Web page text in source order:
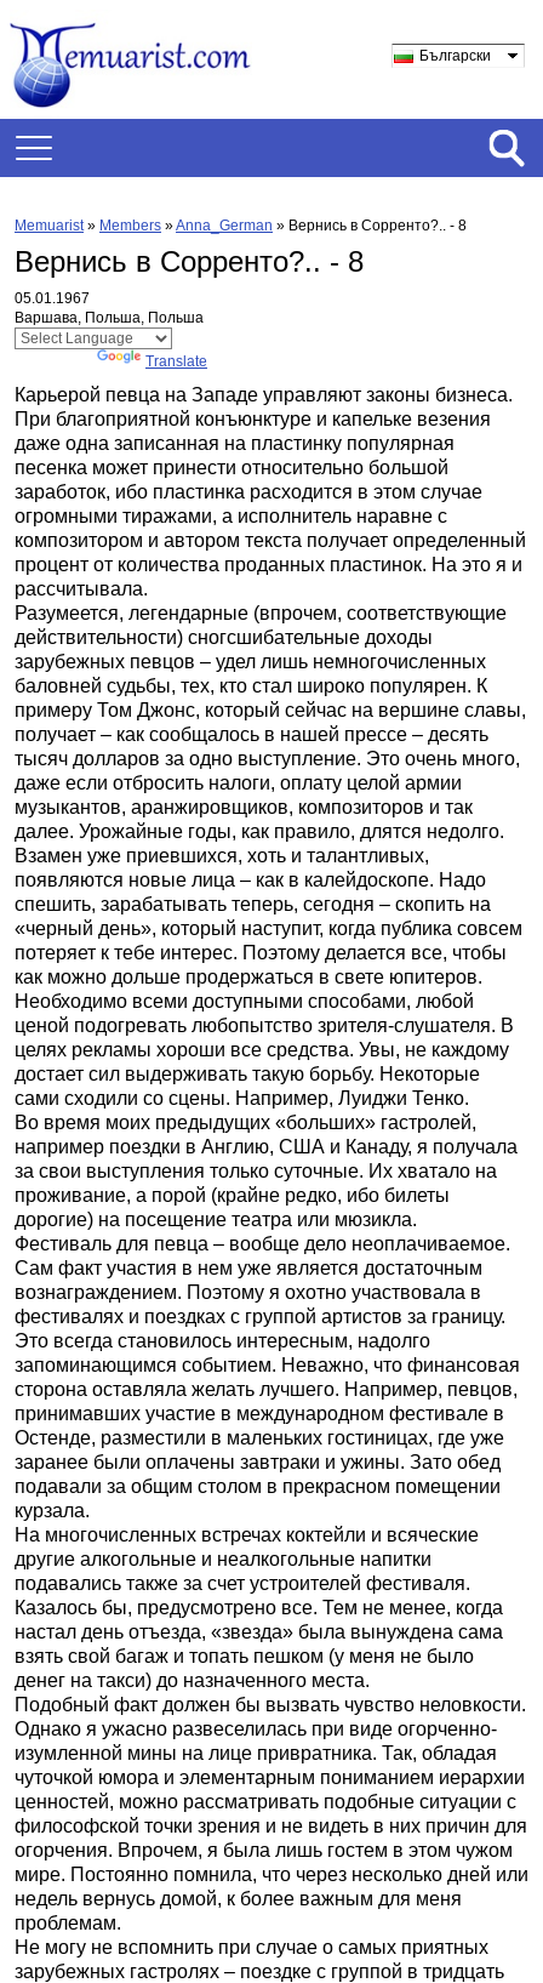
Български
Memuarist» Members »Anna_German » Вернись в Сорренто?.. - 8
Вернись в Сорренто?.. - 8
05.01.1967
Варшава, Польша, Польша
Translate
Карьерой певца на Западе управляют законы бизнеса.
При благоприятной конъюнктуре и капельке везения
даже одна записанная на пластинку популярная
песенка может принести относительно большой
заработок, ибо пластинка расходится в этом случае
огромными тиражами, а исполнитель наравне с
композитором и автором текста получает определенный
процент от количества проданных пластинок. На это я и
рассчитывала.
Разумеется, легендарные (впрочем, соответствующие
действительности) сногсшибательные доходы
зарубежных певцов – удел лишь немногочисленных
баловней судьбы, тех, кто стал широко популярен. К
примеру Том Джонс, который сейчас на вершине славы,
получает – как сообщалось в нашей прессе – десять
тысяч долларов за одно выступление. Это очень много,
даже если отбросить налоги, оплату целой армии
музыкантов, аранжировщиков, композиторов и так
далее. Урожайные годы, как правило, длятся недолго.
Взамен уже приевшихся, хоть и талантливых,
появляются новые лица – как в калейдоскопе. Надо
спешить, зарабатывать теперь, сегодня – скопить на
«черный день», который наступит, когда публика совсем
потеряет к тебе интерес. Поэтому делается все, чтобы
как можно дольше продержаться в свете юпитеров.
Необходимо всеми доступными способами, любой
ценой подогревать любопытство зрителя-слушателя. В
целях рекламы хороши все средства. Увы, не каждому
достает сил выдерживать такую борьбу. Некоторые
сами сходили со сцены. Например, Луиджи Тенко.
Во время моих предыдущих «больших» гастролей,
например поездки в Англию, США и Канаду, я получала
за свои выступления только суточные. Их хватало на
проживание, а порой (крайне редко, ибо билеты
дорогие) на посещение театра или мюзикла.
Фестиваль для певца – вообще дело неоплачиваемое.
Сам факт участия в нем уже является достаточным
вознаграждением. Поэтому я охотно участвовала в
фестивалях и поездках с группой артистов за границу.
Это всегда становилось интересным, надолго
запоминающимся событием. Неважно, что финансовая
сторона оставляла желать лучшего. Например, певцов,
принимавших участие в международном фестивале в
Остенде, разместили в маленьких гостиницах, где уже
заранее были оплачены завтраки и ужины. Зато обед
подавали за общим столом в прекрасном помещении
курзала.
На многочисленных встречах коктейли и всяческие
другие алкогольные и неалкогольные напитки
подавались также за счет устроителей фестиваля.
Казалось бы, предусмотрено все. Тем не менее, когда
настал день отъезда, «звезда» была вынуждена сама
взять свой багаж и топать пешком (у меня не было
денег на такси) до назначенного места.
Подобный факт должен бы вызвать чувство неловкости.
Однако я ужасно развеселилась при виде огорченно-
изумленной мины на лице привратника. Так, обладая
чуточкой юмора и элементарным пониманием иерархии
ценностей, можно рассматривать подобные ситуации с
философской точки зрения и не видеть в них причин для
огорчения. Впрочем, я была лишь гостем в этом чужом
мире. Постоянно помнила, что через несколько дней или
недель вернусь домой, к более важным для меня
проблемам.
Не могу не вспомнить при случае о самых приятных
зарубежных гастролях – поездке с группой в тридцать